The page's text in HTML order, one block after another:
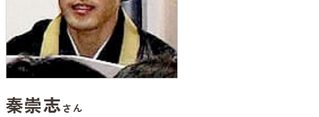
秦崇志さん